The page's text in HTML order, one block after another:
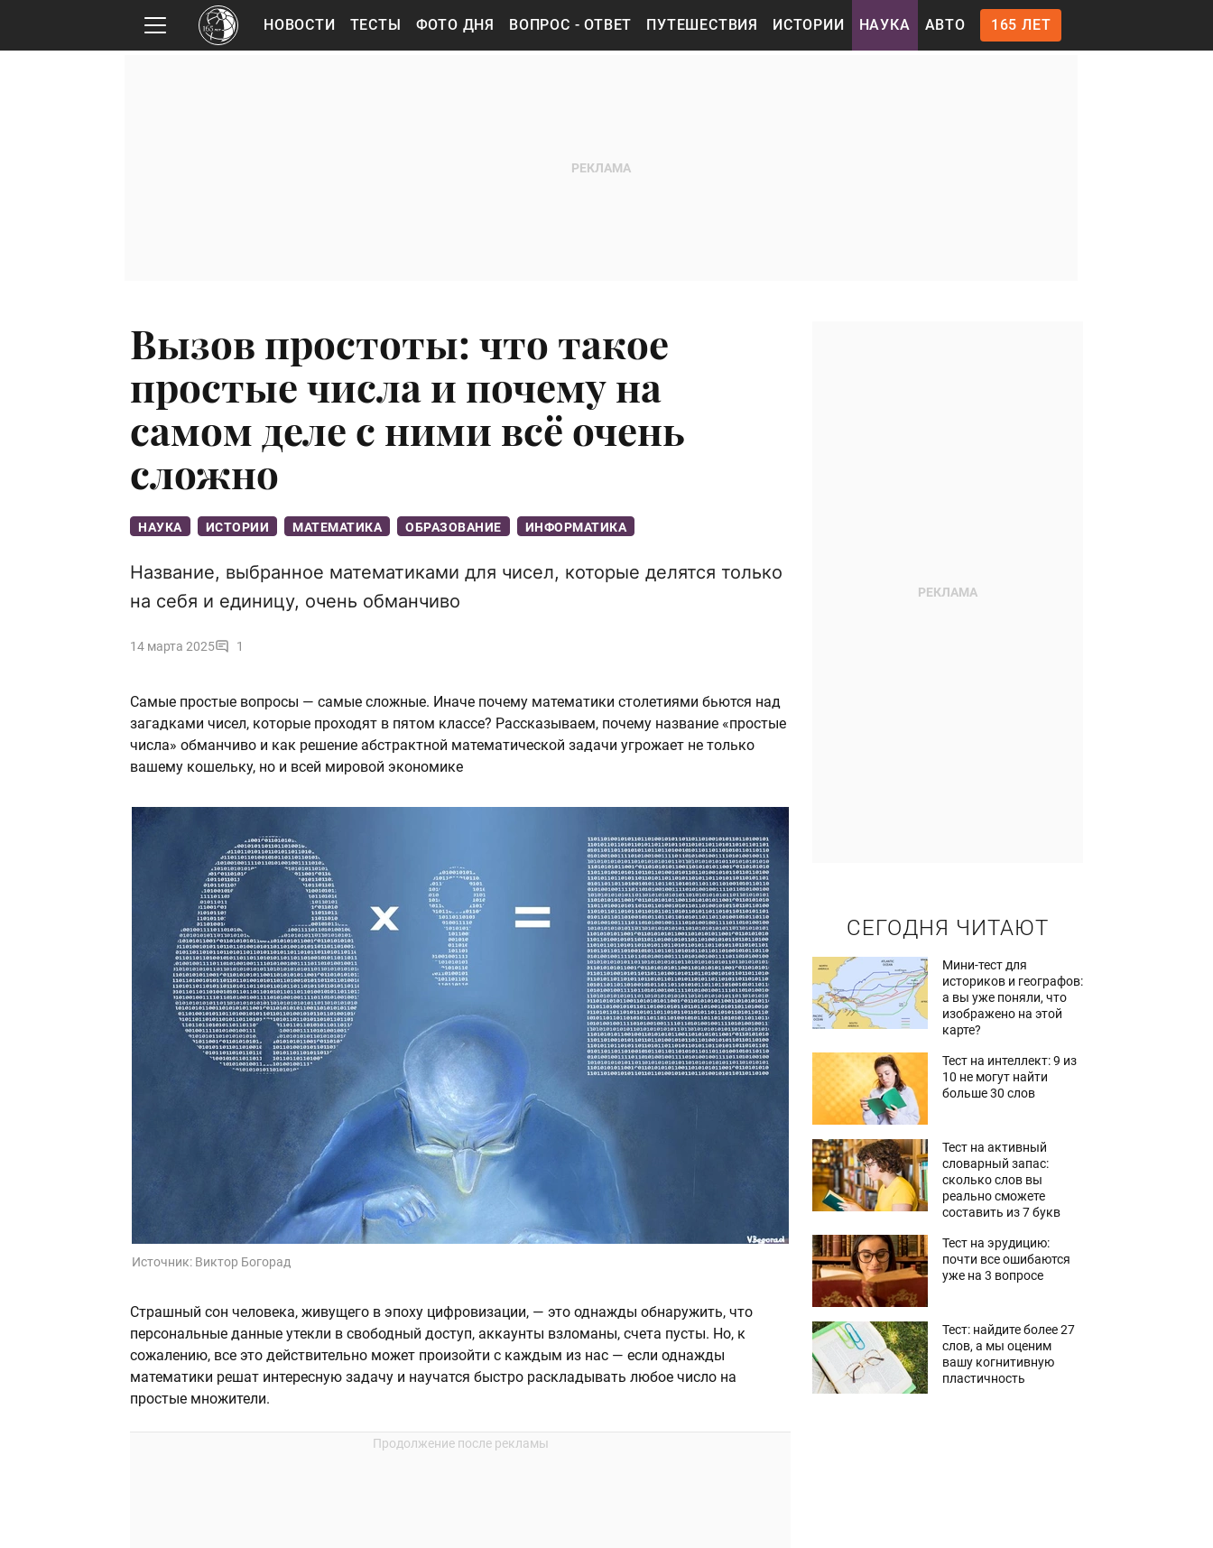
НОВОСТИ ТЕСТЫ ФОТО ДНЯ ВОПРОС - ОТВЕТ ПУТЕШЕСТВИЯ ИСТОРИИ НАУКА АВТО 165 ЛЕТ
Вызов простоты: что такое
простые числа и почему на
самом деле с ними всё очень
сложно
НАУКА ИСТОРИИ МАТЕМАТИКА ОБРАЗОВАНИЕ ИНФОРМАТИКА
Название, выбранное математиками для чисел, которые делятся только
на себя и единицу, очень обманчиво
14 марта 2025 1
Самые простые вопросы — самые сложные. Иначе почему математики столетиями бьются над
загадками чисел, которые проходят в пятом классе? Рассказываем, почему название «простые
числа» обманчиво и как решение абстрактной математической задачи угрожает не только
вашему кошельку, но и всей мировой экономике
Источник: Виктор Богорад
Страшный сон человека, живущего в эпоху цифровизации, — это однажды обнаружить, что
персональные данные утекли в свободный доступ, аккаунты взломаны, счета пусты. Но, к
сожалению, все это действительно может произойти с каждым из нас — если однажды
математики решат интересную задачу и научатся быстро раскладывать любое число на
простые множители.
СЕГОДНЯ ЧИТАЮТ
Мини-тест для
историков и географов:
а вы уже поняли, что
изображено на этой
карте?
Тест на интеллект: 9 из
10 не могут найти
больше 30 слов
Тест на активный
словарный запас:
сколько слов вы
реально сможете
составить из 7 букв
Тест на эрудицию:
почти все ошибаются
уже на 3 вопросе
Тест: найдите более 27
слов, а мы оценим
вашу когнитивную
пластичность